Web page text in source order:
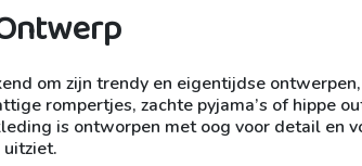
om zijn trendy en eigentijdse
rompertjes, zachte pyjama’s of hippe
is ontworpen met oog voor detail en